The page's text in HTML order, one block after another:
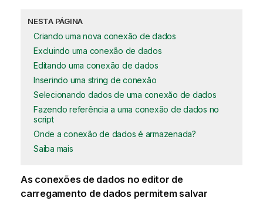
NESTA PÁGINA
Criando uma nova conexão de dados
Excluindo uma conexão de dados
Editando uma conexão de dados
Inserindo uma string de conexão
Selecionando dados de uma conexão de dados
Fazendo referência a uma conexão de dados no
script
Onde a conexão de dados é armazenada?
Saiba mais
As conexões de dados no editor de
carregamento de dados permitem salvar